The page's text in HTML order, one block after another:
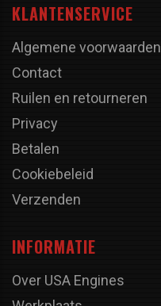
KLANTENSERVICE
Algemene voorwaarden
Contact
Ruilen en retourneren
Privacy
Betalen
Cookiebeleid
Verzenden
INFORMATIE
Over USA Engines